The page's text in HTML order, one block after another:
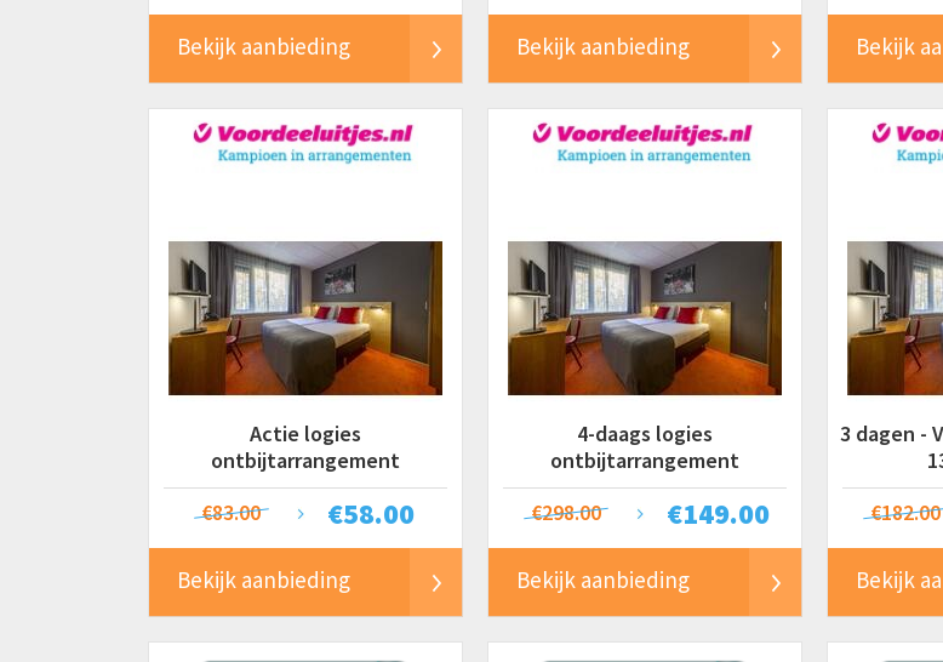
Bekijk aanbieding Bekijk aanbieding Bekijk
Actie logies
ontbijtarrangement
€58.00
€83.00
Bekijk aanbieding
4-daags logies
ontbijtarrangement
€149.00
€298.00
Bekijk aanbieding
3 dagen -
€182.00
Bekijk